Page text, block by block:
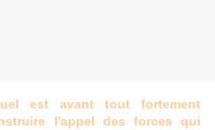
est avant tout fortement
l'appel des forces qui